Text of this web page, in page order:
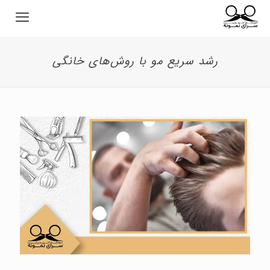
رشد سریع مو با روش‌های خانگی